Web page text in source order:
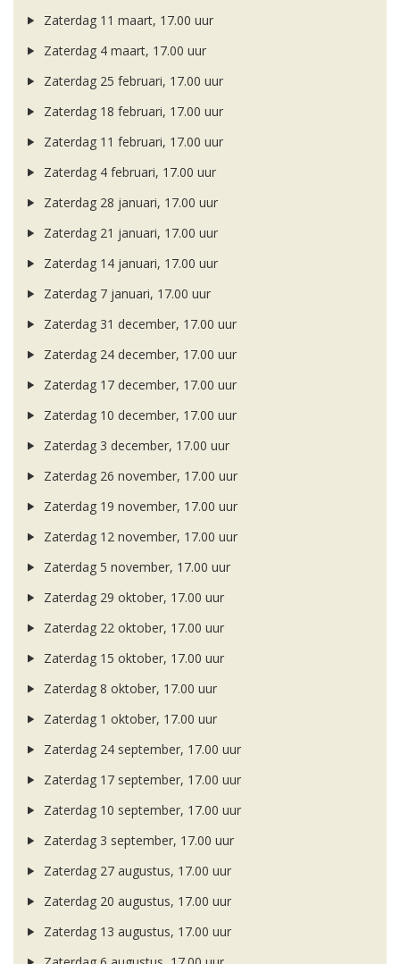
Zaterdag 11 maart, 17.00 uur
Zaterdag 4 maart, 17.00 uur
Zaterdag 25 februari, 17.00 uur
Zaterdag 18 februari, 17.00 uur
Zaterdag 11 februari, 17.00 uur
Zaterdag 4 februari, 17.00 uur
Zaterdag 28 januari, 17.00 uur
Zaterdag 21 januari, 17.00 uur
Zaterdag 14 januari, 17.00 uur
Zaterdag 7 januari, 17.00 uur
Zaterdag 31 december, 17.00 uur
Zaterdag 24 december, 17.00 uur
Zaterdag 17 december, 17.00 uur
Zaterdag 10 december, 17.00 uur
Zaterdag 3 december, 17.00 uur
Zaterdag 26 november, 17.00 uur
Zaterdag 19 november, 17.00 uur
Zaterdag 12 november, 17.00 uur
Zaterdag 5 november, 17.00 uur
Zaterdag 29 oktober, 17.00 uur
Zaterdag 22 oktober, 17.00 uur
Zaterdag 15 oktober, 17.00 uur
Zaterdag 8 oktober, 17.00 uur
Zaterdag 1 oktober, 17.00 uur
Zaterdag 24 september, 17.00 uur
Zaterdag 17 september, 17.00 uur
Zaterdag 10 september, 17.00 uur
Zaterdag 3 september, 17.00 uur
Zaterdag 27 augustus, 17.00 uur
Zaterdag 20 augustus, 17.00 uur
Zaterdag 13 augustus, 17.00 uur